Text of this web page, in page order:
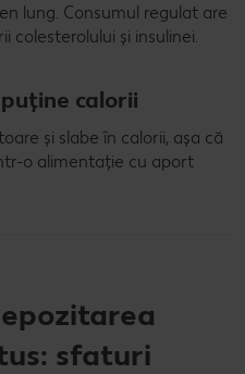
lung. Consumul regulat are
colesterolului și insulinei.
calorii
și slabe în calorii, așa că
o alimentație cu aport
sfaturi